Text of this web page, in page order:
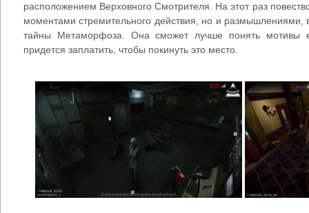
расположением Верховного Смотрителя. На этот раз
моментами стремительного действия, но и размышлениями,
тайны Метаморфоза. Она сможет лучше понять мотивы
придется заплатить, чтобы покинуть это место.